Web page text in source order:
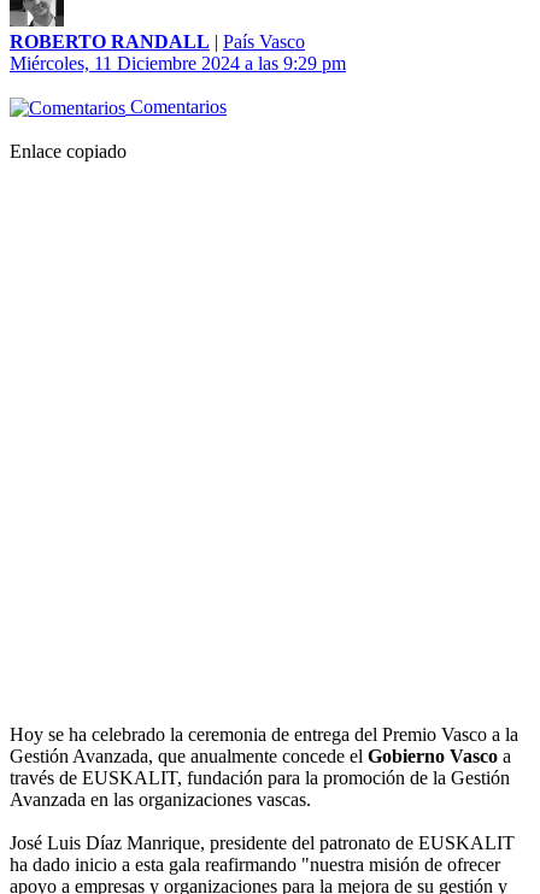
ROBERTO RANDALL | País Vasco
Miércoles, 11 Diciembre 2024 a las 9:29 pm
Comentarios
Enlace copiado
Hoy se ha celebrado la ceremonia de entrega del Premio Vasco a la
Gestión Avanzada, que anualmente concede el Gobierno Vasco a
través de EUSKALIT, fundación para la promoción de la Gestión
Avanzada en las organizaciones vascas.
José Luis Díaz Manrique, presidente del patronato de EUSKALIT
ha dado inicio a esta gala reafirmando "nuestra misión de ofrecer
apoyo a empresas y organizaciones para la mejora de su gestión y